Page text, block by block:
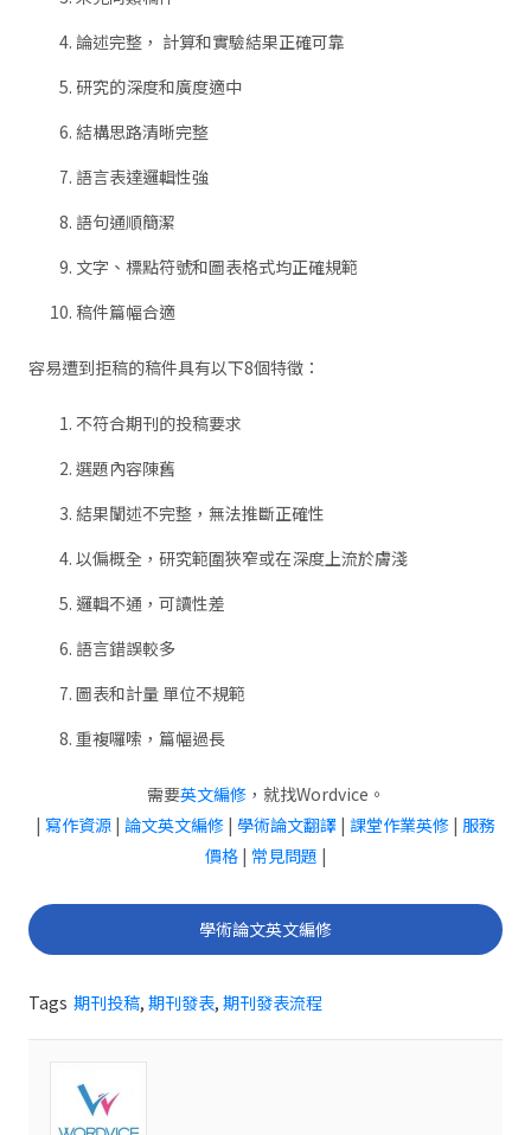
論述完整， 計算和實驗結果正確可靠
研究的深度和廣度適中
結構思路清晰完整
語言表達邏輯性強
語句通順簡潔
文字、標點符號和圖表格式均正確規範
稿件篇幅合適
容易遭到拒稿的稿件具有以下8個特徵：
不符合期刊的投稿要求
選題內容陳舊
結果闡述不完整，無法推斷正確性
以偏概全，研究範圍狹窄或在深度上流於膚淺
邏輯不通，可讀性差
語言錯誤較多
圖表和計量 單位不規範
重複囉嗦，篇幅過長
需要英文編修，就找Wordvice。
| 寫作資源 | 論文英文編修 | 學術論文翻譯 | 課堂作業英修 | 服務
價格| 常見問題 |
學術論文英文編修
Tags 期刊投稿, 期刊發表, 期刊發表流程